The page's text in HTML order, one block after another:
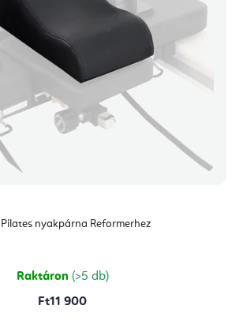
nyakpárna Reformerhez
Raktáron (>5 db)
Ft11 900